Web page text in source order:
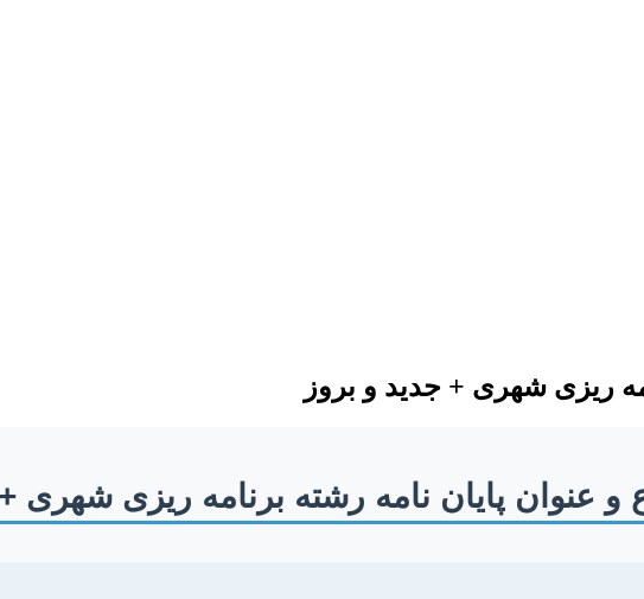
ریزی شهری + جدید و بروز
عنوان پایان نامه رشته برنامه ریزی شهری